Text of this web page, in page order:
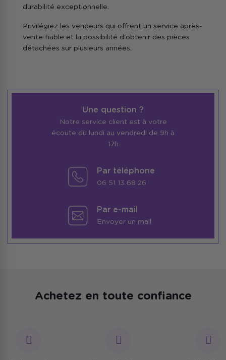
durabilité exceptionnelle.
Privilégiez les vendeurs qui offrent un service après-
vente fiable et la possibilité d'obtenir des pièces
détachées sur plusieurs années.
Une question ?
Notre service client est à votre
écoute du lundi au vendredi de 9h à
17h
Par téléphone
06 51 13 68 26
Par e-mail
Envoyer un mail
Achetez en toute confiance